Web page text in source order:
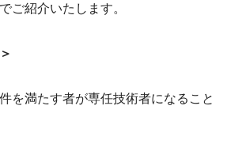
ご紹介いたします。
を満たす者が専任技術者になること